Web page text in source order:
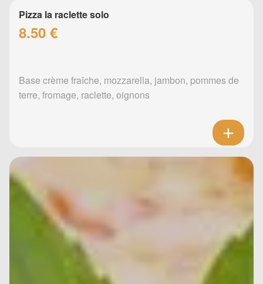
Pizza la raclette solo
8.50 €
Base crème fraîche, mozzarella, jambon, pommes de
terre, fromage, raclette, oignons